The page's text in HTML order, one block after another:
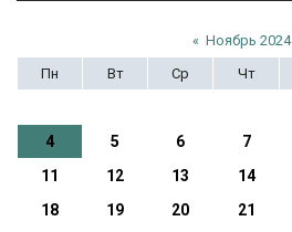
« Ноябрь 2024
Пн
Вт Ср Чт
4
5 6 7
11
12 13 14
18
19 20 21